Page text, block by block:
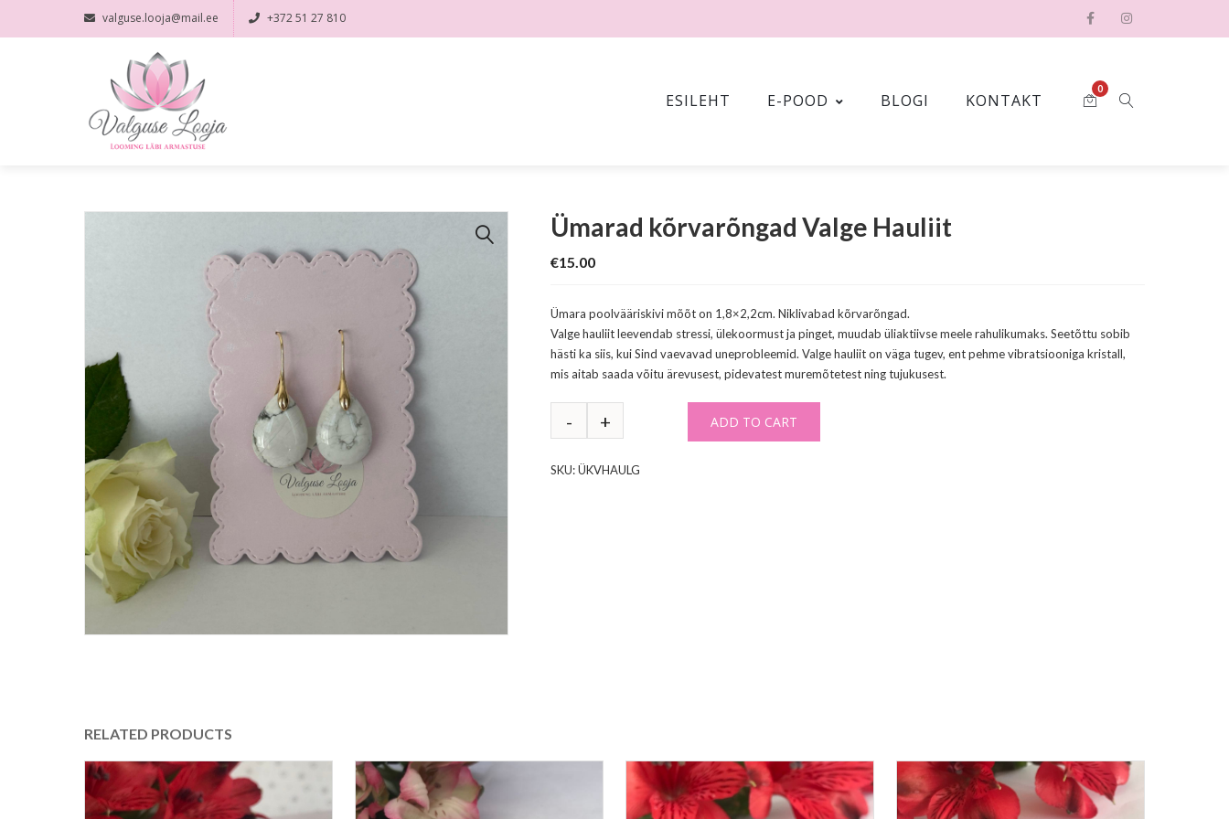
valguse.looja@mail.ee +372 51 27 810
ESILEHT E-POOD BLOGI KONTAKT
0
Ümarad kõrvarõngad Valge Hauliit
€15.00
Ümara poolvääriskivi mõõt on 1,8×2,2cm. Niklivabad kõrvarõngad.
Valge hauliit leevendab stressi, ülekoormust ja pinget, muudab üliaktiivse meele rahulikumaks. Seetõttu sobib
hästi ka siis, kui Sind vaevavad uneprobleemid. Valge hauliit on väga tugev, ent pehme vibratsiooniga kristall,
mis aitab saada võitu ärevusest, pidevatest muremõtetest ning tujukusest.
ADD TO CART
SKU:ÜKVHAULG
RELATED PRODUCTS